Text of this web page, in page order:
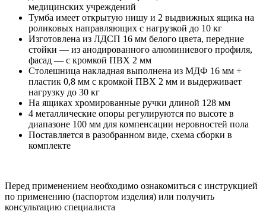
медицинских учреждений
Тумба имеет открытую нишу и 2 выдвижных ящика на
роликовых направляющих с нагрузкой до 10 кг
Изготовлена из ЛДСП 16 мм белого цвета, передние
стойки — из анодированного алюминиевого профиля,
фасад — с кромкой ПВХ 2 мм
Столешница накладная выполнена из МДФ 16 мм +
пластик 0,8 мм с кромкой ПВХ 2 мм и выдерживает
нагрузку до 30 кг
На ящиках хромированные ручки длиной 128 мм
4 металлические опоры регулируются по высоте в
диапазоне 100 мм для компенсации неровностей пола
Поставляется в разобранном виде, схема сборки в
комплекте
Перед применением необходимо ознакомиться с инструкцией
по применению (паспортом изделия) или получить
консультацию специалиста